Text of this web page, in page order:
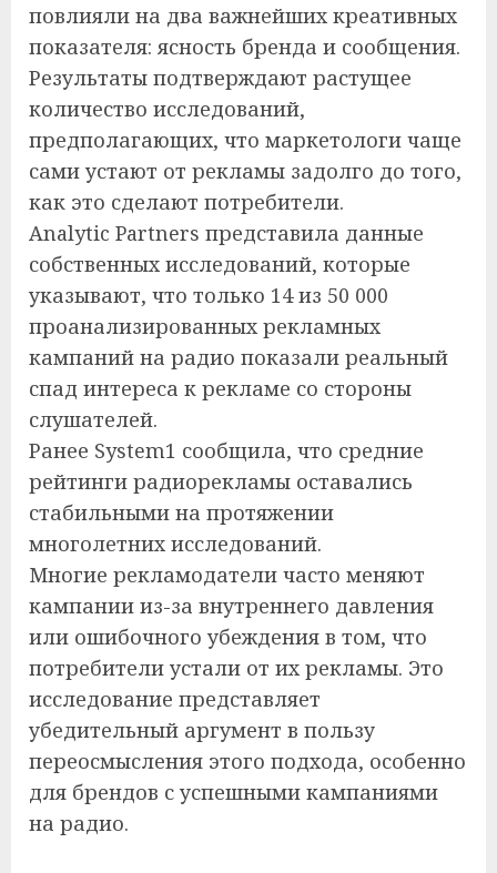
повлияли на два важнейших креативных
показателя: ясность бренда и сообщения.
Результаты подтверждают растущее
количество исследований,
предполагающих, что маркетологи чаще
сами устают от рекламы задолго до того,
как это сделают потребители.
Analytic Partners представила данные
собственных исследований, которые
указывают, что только 14 из 50 000
проанализированных рекламных
кампаний на радио показали реальный
спад интереса к рекламе со стороны
слушателей.
Ранее System1 сообщила, что средние
рейтинги радиорекламы оставались
стабильными на протяжении
многолетних исследований.
Многие рекламодатели часто меняют
кампании из-за внутреннего давления
или ошибочного убеждения в том, что
потребители устали от их рекламы. Это
исследование представляет
убедительный аргумент в пользу
переосмысления этого подхода, особенно
для брендов с успешными кампаниями
на радио.